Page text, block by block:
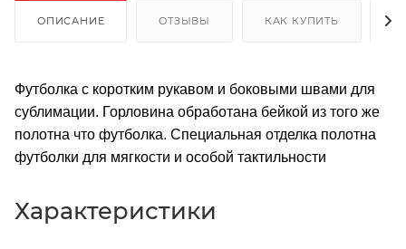
ОПИСАНИЕ ОТЗЫВЫ КАК КУПИТЬ
Футболка с коротким рукавом и боковыми швами для
сублимации. Горловина обработана бейкой из того же
полотна что футболка. Специальная отделка полотна
футболки для мягкости и особой тактильности
Характеристики